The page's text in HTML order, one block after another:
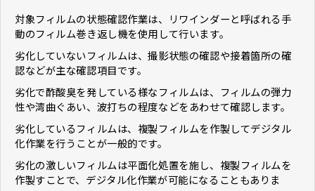
対象フィルムの状態確認作業は、リワインダーと呼ばれる手
動のフィルム巻き返し機を使用して行います。
劣化していないフィルムは、撮影状態の確認や接着箇所の確
認などが主な確認項目です。
劣化で酢酸臭を発している様なフィルムは、フィルムの弾力
性や湾曲ぐあい、波打ちの程度などをあわせて確認します。
劣化しているフィルムは、複製フィルムを作製してデジタル
化作業を行うことが一般的です。
劣化の激しいフィルムは平面化処置を施し、複製フィルムを
作製すことで、デジタル化作業が可能になることもありま